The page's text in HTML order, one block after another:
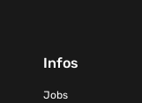
Infos
Jobs